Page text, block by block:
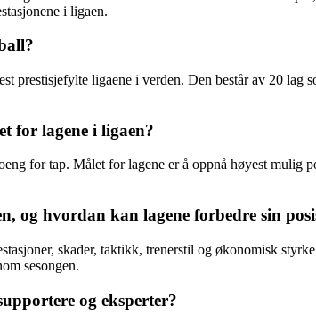
i ligaen.
prestisjefylte ligaene i verden. Den består av 20
for lagene i ligaen?
for tap. Målet for lagene er å oppnå høyest
og hvordan kan lagene forbedre sin
skader, taktikk, trenerstil og økonomisk
sesongen.
og eksperter?